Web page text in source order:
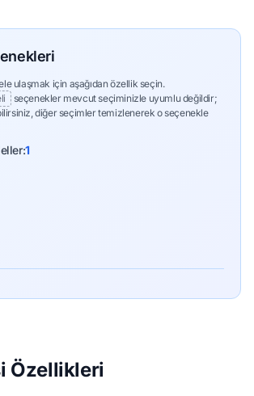
ulaşmak için aşağıdan özellik seçin.
seçenekler mevcut seçiminizle uyumlu değildir;
diğer seçimler temizlenerek o seçenekle
1
Özellikleri